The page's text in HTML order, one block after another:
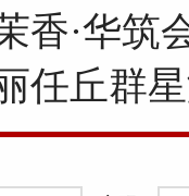
香·华筑
任丘群